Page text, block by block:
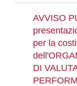
AVVISO
per la
DI